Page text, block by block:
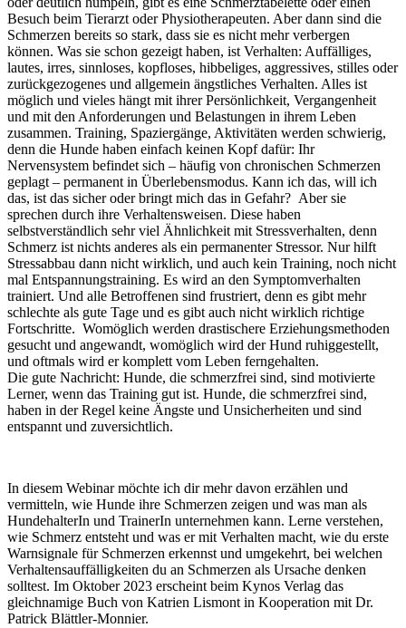
Besuch beim Tierarzt oder Physiotherapeuten. Aber dann sind die
Schmerzen bereits so stark, dass sie es nicht mehr verbergen
können. Was sie schon gezeigt haben, ist Verhalten: Auffälliges,
lautes, irres, sinnloses, kopfloses, hibbeliges, aggressives, stilles oder
zurückgezogenes und allgemein ängstliches Verhalten. Alles ist
möglich und vieles hängt mit ihrer Persönlichkeit, Vergangenheit
und mit den Anforderungen und Belastungen in ihrem Leben
zusammen. Training, Spaziergänge, Aktivitäten werden schwierig,
denn die Hunde haben einfach keinen Kopf dafür: Ihr
Nervensystem befindet sich – häufig von chronischen Schmerzen
geplagt – permanent in Überlebensmodus. Kann ich das, will ich
das, ist das sicher oder bringt mich das in Gefahr? Aber sie
sprechen durch ihre Verhaltensweisen. Diese haben
selbstverständlich sehr viel Ähnlichkeit mit Stressverhalten, denn
Schmerz ist nichts anderes als ein permanenter Stressor. Nur hilft
Stressabbau dann nicht wirklich, und auch kein Training, noch nicht
mal Entspannungstraining. Es wird an den Symptomverhalten
trainiert. Und alle Betroffenen sind frustriert, denn es gibt mehr
schlechte als gute Tage und es gibt auch nicht wirklich richtige
Fortschritte. Womöglich werden drastischere Erziehungsmethoden
gesucht und angewandt, womöglich wird der Hund ruhiggestellt,
und oftmals wird er komplett vom Leben ferngehalten.
Die gute Nachricht: Hunde, die schmerzfrei sind, sind motivierte
Lerner, wenn das Training gut ist. Hunde, die schmerzfrei sind,
haben in der Regel keine Ängste und Unsicherheiten und sind
entspannt und zuversichtlich.
In diesem Webinar möchte ich dir mehr davon erzählen und
vermitteln, wie Hunde ihre Schmerzen zeigen und was man als
HundehalterIn und TrainerIn unternehmen kann. Lerne verstehen,
wie Schmerz entsteht und was er mit Verhalten macht, wie du erste
Warnsignale für Schmerzen erkennst und umgekehrt, bei welchen
Verhaltensauffälligkeiten du an Schmerzen als Ursache denken
solltest. Im Oktober 2023 erscheint beim Kynos Verlag das
gleichnamige Buch von Katrien Lismont in Kooperation mit Dr.
Patrick Blättler-Monnier.